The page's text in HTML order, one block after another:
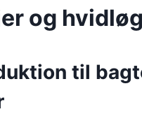
og hvidløg
til